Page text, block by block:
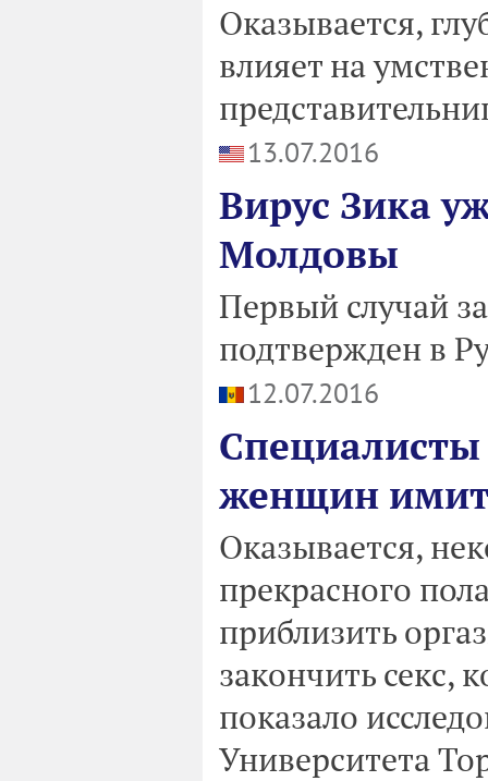
Оказывается,
влияет на
13.07.2016
Вирус Зика
Молдовы
Первый случай
подтвержден в
12.07.2016
Специалисты
женщин
Оказывается,
прекрасного
приблизить
закончить секс,
показало
Университета